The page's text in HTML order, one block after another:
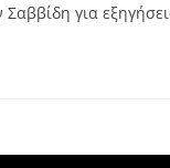
Σαββίδη για